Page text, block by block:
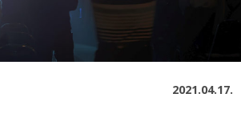
2021.04.17.